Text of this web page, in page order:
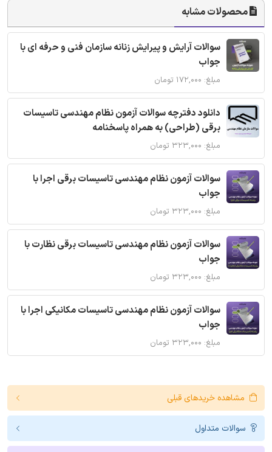
محصولات مشابه
سوالات آرایش و پیرایش زنانه سازمان فنی و حرفه ای با
جواب
مبلغ: ۱۷۲,۰۰۰ تومان
دانلود دفترچه سوالات آزمون نظام مهندسی تاسیسات
برقی (طراحی) به همراه پاسخنامه
مبلغ: ۳۲۳,۰۰۰ تومان
سوالات آزمون نظام مهندسی تاسیسات برقی اجرا با
جواب
مبلغ: ۳۲۳,۰۰۰ تومان
سوالات آزمون نظام مهندسی تاسیسات برقی نظارت با
جواب
مبلغ: ۳۲۳,۰۰۰ تومان
سوالات آزمون نظام مهندسی تاسیسات مکانیکی اجرا با
جواب
مبلغ: ۳۲۳,۰۰۰ تومان
مشاهده خریدهای قبلی
سوالات متداول